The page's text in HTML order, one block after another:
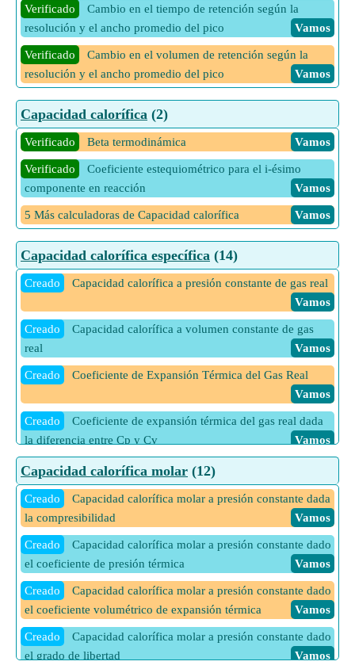
Creado
Volumen molar usando la ecuación de Berthelot
modificada dados parámetros reducidos y reales
Vamos
Verificado
Cambio en el tiempo de retención según la
resolución y el ancho promedio del pico
Vamos
Verificado
Cambio en el volumen de retención según la
resolución y el ancho promedio del pico
Vamos
Capacidad calorífica (2)
Verificado Beta termodinámica Vamos
Verificado
Coeficiente estequiométrico para el i-ésimo
componente en reacción
Vamos
5 Más calculadoras de Capacidad calorífica Vamos
Capacidad calorífica específica (14)
Creado
Capacidad calorífica a presión constante de gas real
Vamos
Creado
Capacidad calorífica a volumen constante de gas
real
Vamos
Creado
Coeficiente de Expansión Térmica del Gas Real
Vamos
Creado
Coeficiente de expansión térmica del gas real dada
la diferencia entre Cp y Cv
Vamos
Creado Compresibilidad isotérmica del gas real
Creado
Compresibilidad isotérmica del gas real dada la
diferencia entre Cp y Cv
Vamos
Creado Diferencia entre Cp y Cv de Gas Real Vamos
Creado Índice adiabático de gas real Vamos
Creado
Índice adiabático de gas real dada la capacidad
calorífica a presión constante
Vamos
Creado
Índice adiabático de gas real dada la capacidad
calorífica a volumen constante
Vamos
Capacidad calorífica molar (12)
Creado
Capacidad calorífica molar a presión constante dada
la compresibilidad
Vamos
Creado
Capacidad calorífica molar a presión constante dado
el coeficiente de presión térmica
Vamos
Creado
Capacidad calorífica molar a presión constante dado
el coeficiente volumétrico de expansión térmica
Vamos
Creado
Capacidad calorífica molar a presión constante dado
el grado de libertad
Vamos